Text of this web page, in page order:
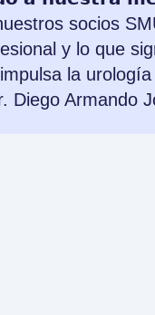
socios
y lo que
la
Diego Armando